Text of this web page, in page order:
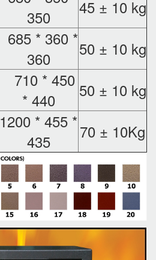
350
45 ± 10 kg
685 * 360 *
360
50 ± 10 kg
710 * 450
* 440
50 ± 10 kg
1200 * 455 *
435
70 ± 10Kg